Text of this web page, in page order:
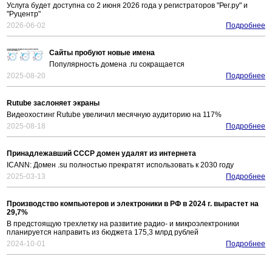
Услуга будет доступна со 2 июня 2026 года у регистраторов "Рег.ру" и
"Руцентр"
2026-06-02
Подробнее
Сайты пробуют новые имена
Популярность домена .ru сокращается
2025-08-20
Подробнее
Rutube заслоняет экраны
Видеохостинг Rutube увеличил месячную аудиторию на 117%
2025-08-18
Подробнее
Принадлежавший СССР домен удалят из интернета
ICANN: Домен .su полностью прекратят использовать к 2030 году
2025-03-13
Подробнее
Производство компьютеров и электроники в РФ в 2024 г. вырастет на
29,7%
В предстоящую трехлетку на развитие радио- и микроэлектроники
планируется направить из бюджета 175,3 млрд рублей
2024-10-01
Подробнее